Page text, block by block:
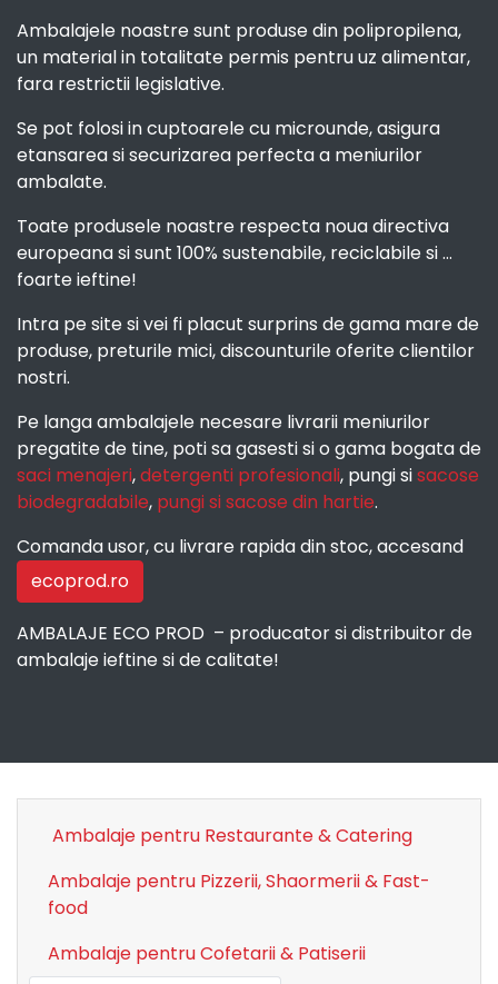
Ambalajele noastre sunt produse din polipropilena,
un material in totalitate permis pentru uz alimentar,
fara restrictii legislative.
Se pot folosi in cuptoarele cu microunde, asigura
etansarea si securizarea perfecta a meniurilor
ambalate.
Toate produsele noastre respecta noua directiva
europeana si sunt 100% sustenabile, reciclabile si ...
foarte ieftine!
Intra pe site si vei fi placut surprins de gama mare de
produse, preturile mici, discounturile oferite clientilor
nostri.
Pe langa ambalajele necesare livrarii meniurilor
pregatite de tine, poti sa gasesti si o gama bogata de
saci menajeri,detergenti profesionali, pungi sisacose
biodegradabile, pungi si sacose din hartie.
Comanda usor, cu livrare rapida din stoc, accesand
ecoprod.ro
AMBALAJE ECO PROD – producator si distribuitor de
ambalaje ieftine si de calitate!
Ambalaje pentru Restaurante & Catering
Ambalaje pentru Pizzerii, Shaormerii & Fast-
food
Ambalaje pentru Cofetarii & Patiserii